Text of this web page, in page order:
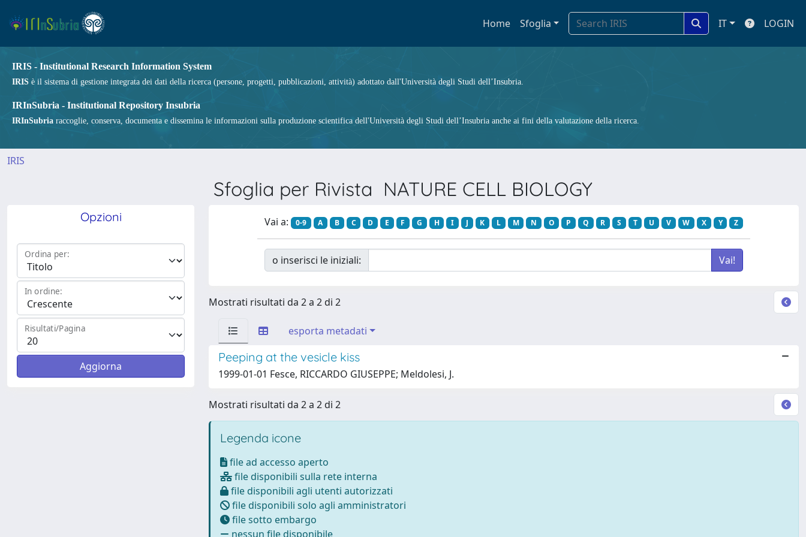
Home Sfoglia IT LOGIN
IRIS - Institutional Research Information System
IRIS è il sistema di gestione integrata dei dati della ricerca (persone, progetti, pubblicazioni, attività) adottato dall'Università degli Studi dell’Insubria.
IRInSubria - Institutional Repository Insubria
IRInSubria raccoglie, conserva, documenta e dissemina le informazioni sulla produzione scientifica dell'Università degli Studi dell’Insubria anche ai fini della valutazione della ricerca.
IRIS
Sfoglia per Rivista NATURE CELL BIOLOGY
Opzioni
Ordina per:
In ordine:
Risultati/Pagina
Vai a: 0-9 A B C D E F G H I J K L M N O P Q R S T U V W X Y Z
o inserisci le iniziali:
Mostrati risultati da 2 a 2 di 2
esporta metadati
Peeping at the vesicle kiss
1999-01-01 Fesce, RICCARDO GIUSEPPE; Meldolesi, J.
Mostrati risultati da 2 a 2 di 2
Legenda icone
file ad accesso aperto
file disponibili sulla rete interna
file disponibili agli utenti autorizzati
file disponibili solo agli amministratori
file sotto embargo
nessun file disponibile